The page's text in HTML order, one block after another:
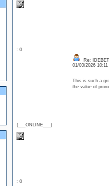
: 0
{___ONLINE___}
Re: IDEBET
01/03/2026
This is such a
the value of
: 0